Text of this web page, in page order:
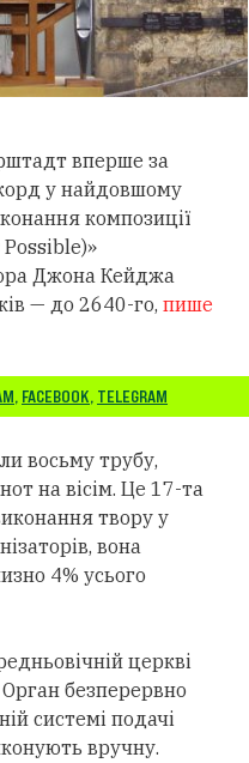
вперше за
у найдовшому
композиції
Possible)»
Джона Кейджа
— до 2640-го, пише
, FACEBOOK, TELEGRAM
восьму трубу,
на вісім. Це 17-та
твору у
вона
4% усього
церкві
безперервно
системі подачі
вручну.